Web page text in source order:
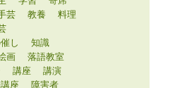
芸 教養
料理
し
知識
画
落語教室
講座
講演
座
障害者